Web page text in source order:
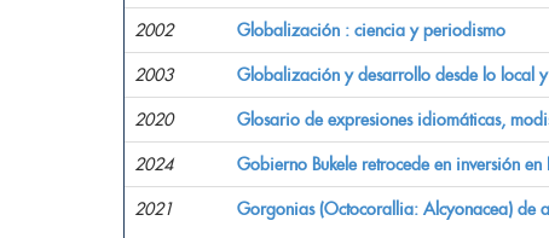
2002 Globalización : ciencia y periodismo
2003 Globalización y desarrollo desde lo local
2020 Glosario de expresiones idiomáticas,
2024 Gobierno Bukele retrocede en inversión en
2021 Gorgonias (Octocorallia: Alcyonacea) de